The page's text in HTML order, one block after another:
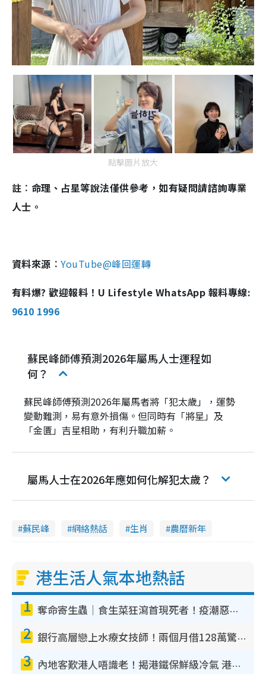
點擊圖片放大
註︰命理、占星等說法僅供參考，如有疑問請諮詢專業
人士。
資料來源︰YouTube@峰回運轉
有料爆? 歡迎報料！U Lifestyle WhatsApp 報料專線:
9610 1996
蘇民峰師傅預測2026年屬馬人士運程如
何？
蘇民峰師傅預測2026年屬馬者將「犯太歲」，運勢
變動難測，易有意外損傷。但同時有「將星」及
「金匱」吉星相助，有利升職加薪。
屬馬人士在2026年應如何化解犯太歲？
蘇民峰 網絡熱話 生肖 農曆新年
港生活人氣本地熱話
1 奪命寄生蟲｜食生菜狂瀉首現死者！疫潮惡化錄1.8萬宗病例 揭洗菜3大謬誤
2 銀行高層戀上水療女技師！兩個月借128萬驚覺「沉船」沉落火海 揭背後疑似邪教操控賣淫
3 內地客歎港人唔識老！揭港鐵保鮮級冷氣 港人求放過：咪投訴